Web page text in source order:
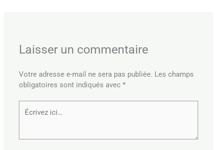
Laisser un commentaire
Votre adresse e-mail ne sera pas publiée. Les champs
obligatoires sont indiqués avec*
Écrivez
ici…